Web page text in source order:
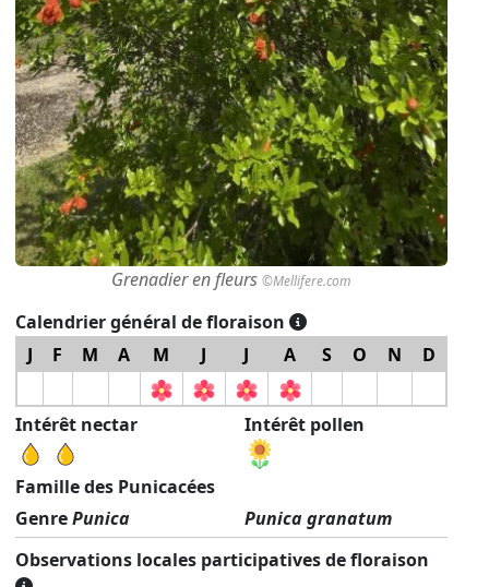
Grenadier en fleurs ©Mellifere.com
Calendrier général de floraison
J
F M A M J J A S O N D
Intérêt nectar Intérêt pollen
Famille des Punicacées
GenrePunica
Punica granatum
Observations locales participatives de floraison